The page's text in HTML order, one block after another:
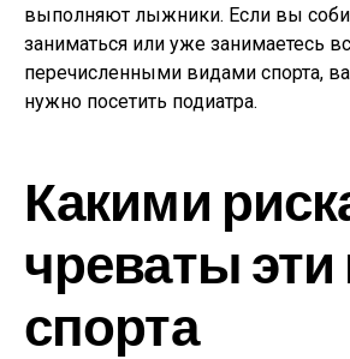
выполняют лыжники. Если вы
заниматься или уже занимаетесь
перечисленными видами спорта,
нужно посетить подиатра.
Какими
чреваты
спорта